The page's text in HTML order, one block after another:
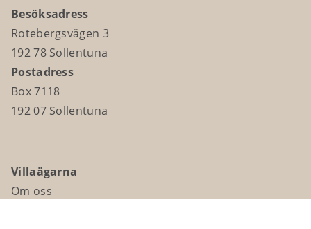
Besöksadress
Rotebergsvägen 3
192 78 Sollentuna
Postadress
Box 7118
192 07 Sollentuna
Villaägarna
Om oss